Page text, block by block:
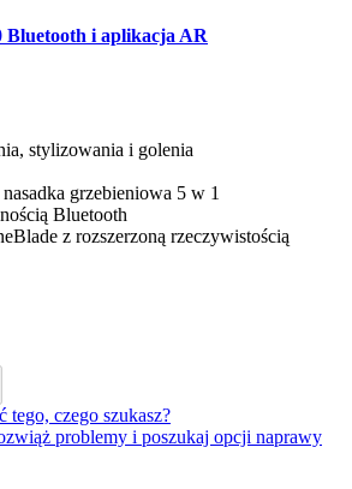
Bluetooth i aplikacja AR
stylizowania i golenia
grzebieniowa 5 w 1
Bluetooth
z rozszerzoną rzeczywistością
tego, czego szukasz?
problemy i poszukaj opcji naprawy